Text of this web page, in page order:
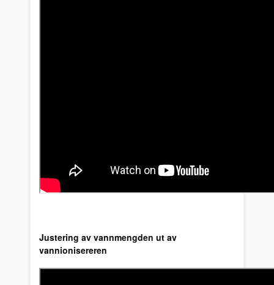
Justering av vannmengden ut av
vannionisereren